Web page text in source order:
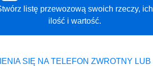
listę przewozową swoich rzeczy, ich
ilość i wartość.
SIĘ NA TELEFON ZWROTNY LUB